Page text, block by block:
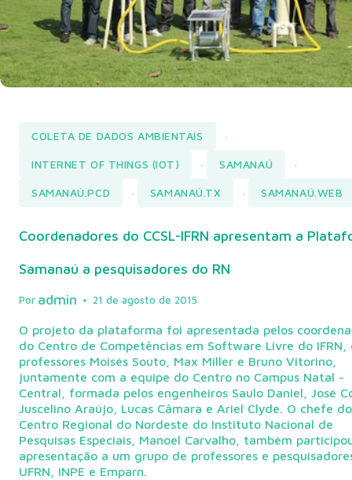
COLETA DE DADOS AMBIENTAIS ·
INTERNET OF THINGS (IOT) · SAMANAÚ ·
SAMANAÚ.PCD · SAMANAÚ.TX · SAMANAÚ.WEB
Coordenadores do CCSL-IFRN apresentam a
Samanaú a pesquisadores do RN
Por admin 21 de agosto de 2015
O projeto da plataforma foi apresentada pelos
do Centro de Competências em Software Livre do IFRN,
professores Moisés Souto, Max Miller e Bruno Vitorino,
juntamente com a equipe do Centro no Campus Natal -
Central, formada pelos engenheiros Saulo Daniel, José
Juscelino Araújo, Lucas Câmara e Ariel Clyde. O chefe do
Centro Regional do Nordeste do Instituto Nacional de
Pesquisas Especiais, Manoel Carvalho, também
apresentação a um grupo de professores e
UFRN, INPE e Emparn.